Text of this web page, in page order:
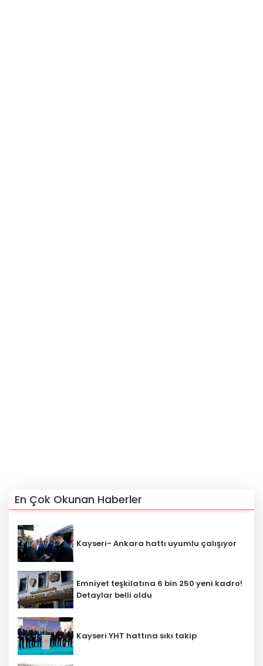
En Çok Okunan Haberler
Kayseri- Ankara hattı uyumlu çalışıyor
Emniyet teşkilatına 6 bin 250 yeni kadro!
Detaylar belli oldu
Kayseri YHT hattına sıkı takip